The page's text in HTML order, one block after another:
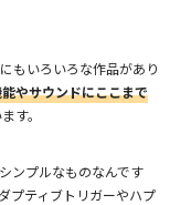
もいろいろな作品があり
やサウンドにここまで
す。
ンプルなものなんです
プティブトリガーやハプ